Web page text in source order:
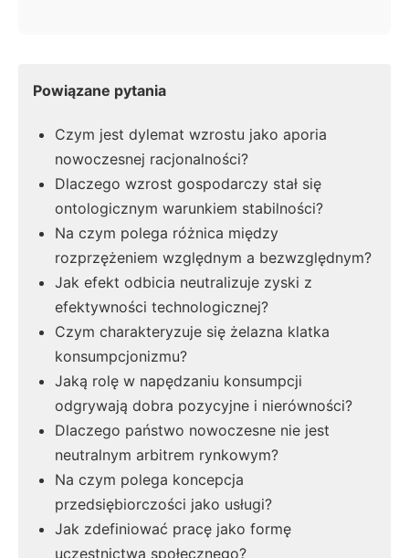
Powiązane pytania
Czym jest dylemat wzrostu jako aporia
nowoczesnej racjonalności?
Dlaczego wzrost gospodarczy stał się
ontologicznym warunkiem stabilności?
Na czym polega różnica między
rozprzężeniem względnym a bezwzględnym?
Jak efekt odbicia neutralizuje zyski z
efektywności technologicznej?
Czym charakteryzuje się żelazna klatka
konsumpcjonizmu?
Jaką rolę w napędzaniu konsumpcji
odgrywają dobra pozycyjne i nierówności?
Dlaczego państwo nowoczesne nie jest
neutralnym arbitrem rynkowym?
Na czym polega koncepcja
przedsiębiorczości jako usługi?
Jak zdefiniować pracę jako formę
uczestnictwa społecznego?